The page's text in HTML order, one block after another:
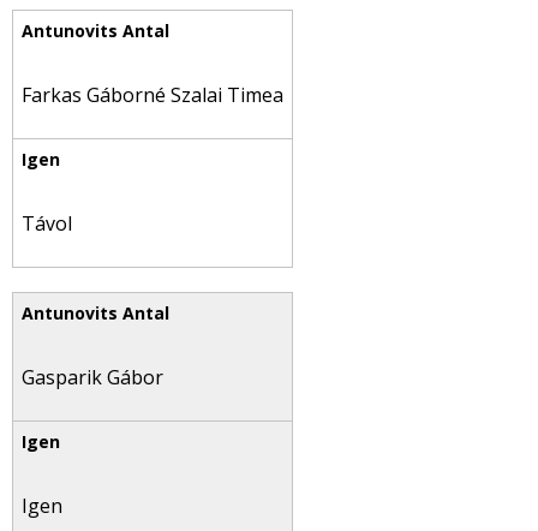
Farkas Gáborné Szalai Timea
Távol
Gasparik Gábor
Igen